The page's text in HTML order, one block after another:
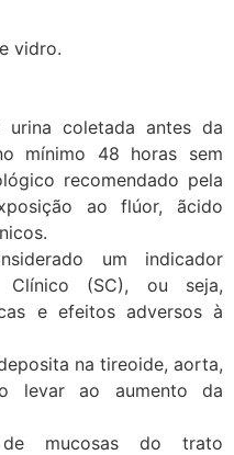
vidro.
coletada antes da
mínimo 48 horas sem
recomendado pela
ao flúor, ãcido
um indicador
Clínico (SC), ou seja,
e efeitos adversos à
na tireoide, aorta,
levar ao aumento da
mucosas do trato